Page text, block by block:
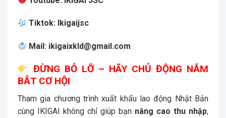
Tiktok: Ikigaijsc
Mail: ikigaixkld@gmail.com
ĐỪNG BỎ LỠ – HÃY CHỦ ĐỘNG NẮM
BẮT CƠ HỘI
Tham gia chương trình xuất khẩu lao động Nhật Bản
cùng IKIGAI không chỉ giúp bạn nâng cao thu nhập,